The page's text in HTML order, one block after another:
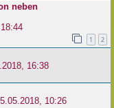
neben
1 2
16:38
10:26